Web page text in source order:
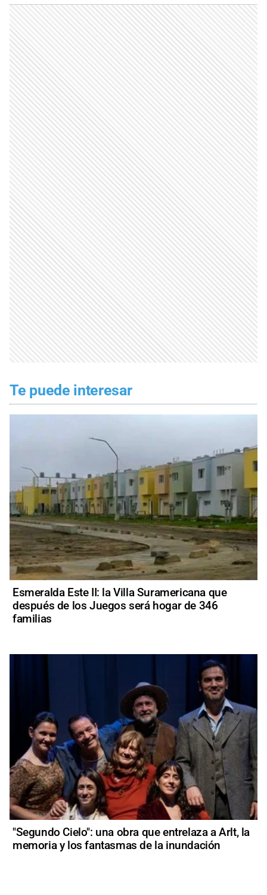
Te puede interesar
Esmeralda Este II: la Villa Suramericana que
después de los Juegos será hogar de 346
familias
"Segundo Cielo": una obra que entrelaza a Arlt, la
memoria y los fantasmas de la inundación